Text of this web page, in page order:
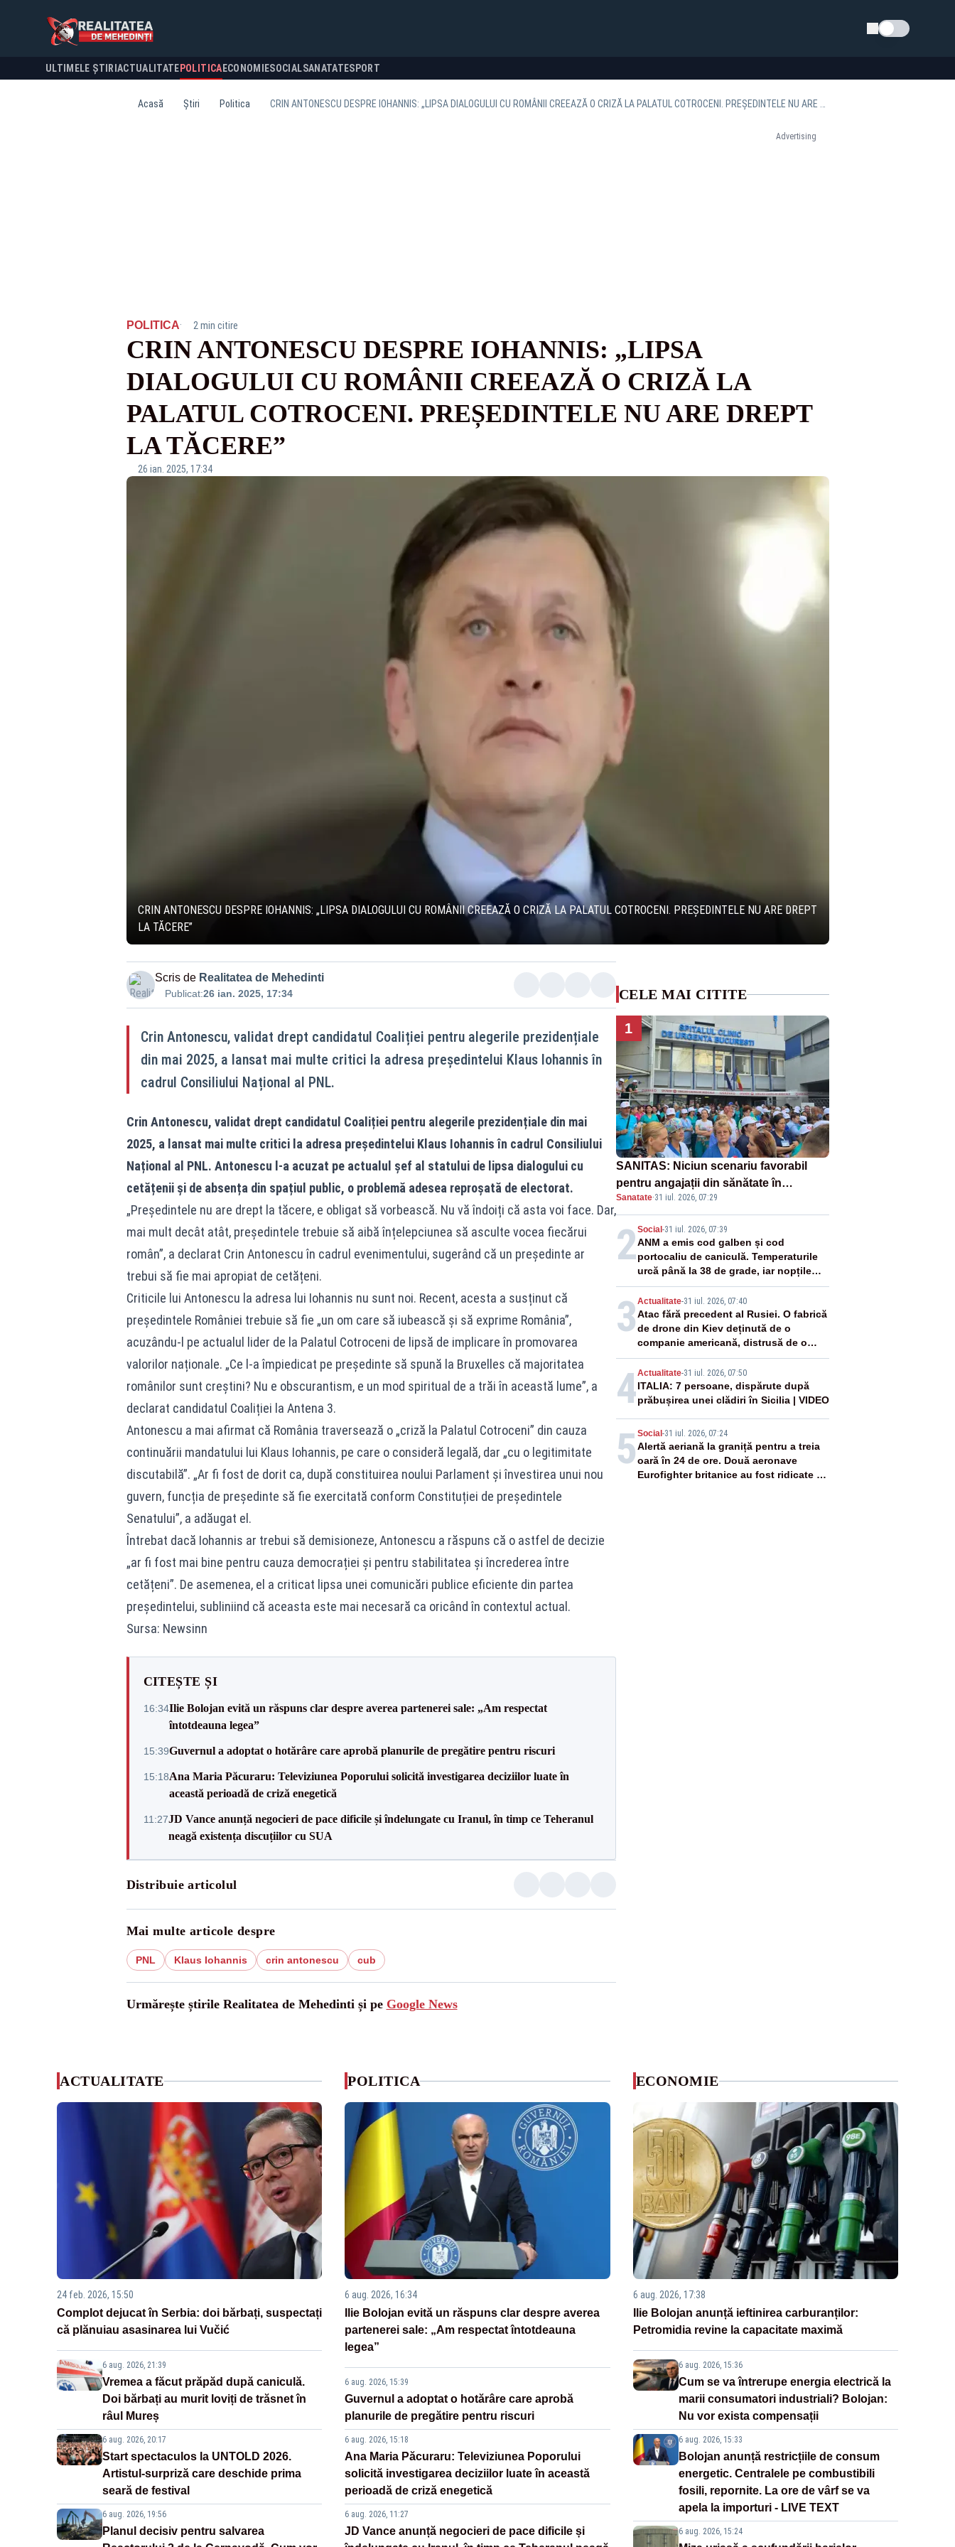
Schimba tema
ULTIMELE ȘTIRI ACTUALITATE POLITICA ECONOMIESOCIALSANATATESPORT
Acasă Știri Politica
Advertising
POLITICA· 2 min citire
CRIN ANTONESCU DESPRE IOHANNIS: „LIPSA
DIALOGULUI CU ROMÂNII CREEAZĂ O CRIZĂ LA
PALATUL COTROCENI. PREȘEDINTELE NU ARE DREPT
LA TĂCERE”
26 ian. 2025, 17:34
CRIN ANTONESCU DESPRE IOHANNIS: „LIPSA DIALOGULUI CU ROMÂNII CREEAZĂ O CRIZĂ LA PALATUL COTROCENI. PREȘEDINTELE NU ARE DREPT
LA TĂCERE”
Scris de Realitatea de Mehedinti
Publicat:26 ian. 2025, 17:34
Crin Antonescu, validat drept candidatul Coaliției pentru alegerile prezidențiale
din mai 2025, a lansat mai multe critici la adresa președintelui Klaus Iohannis în
cadrul Consiliului Național al PNL.
Crin Antonescu, validat drept candidatul Coaliției pentru alegerile prezidențiale din mai
2025, a lansat mai multe critici la adresa președintelui Klaus Iohannis în cadrul Consiliului
Național al PNL. Antonescu l-a acuzat pe actualul șef al statului de lipsa dialogului cu
cetățenii și de absența din spațiul public, o problemă adesea reproșată de electorat.
„Președintele nu are drept la tăcere, e obligat să vorbească. Nu vă îndoiți că asta voi face. Dar,
mai mult decât atât, președintele trebuie să aibă înțelepciunea să asculte vocea fiecărui
român”, a declarat Crin Antonescu în cadrul evenimentului, sugerând că un președinte ar
trebui să fie mai apropiat de cetățeni.
Criticile lui Antonescu la adresa lui Iohannis nu sunt noi. Recent, acesta a susținut că
președintele României trebuie să fie „un om care să iubească și să exprime România”,
acuzându-l pe actualul lider de la Palatul Cotroceni de lipsă de implicare în promovarea
valorilor naționale. „Ce l-a împiedicat pe președinte să spună la Bruxelles că majoritatea
românilor sunt creștini? Nu e obscurantism, e un mod spiritual de a trăi în această lume”, a
declarat candidatul Coaliției la Antena 3.
Antonescu a mai afirmat că România traversează o „criză la Palatul Cotroceni” din cauza
continuării mandatului lui Klaus Iohannis, pe care o consideră legală, dar „cu o legitimitate
discutabilă”. „Ar fi fost de dorit ca, după constituirea noului Parlament și învestirea unui nou
guvern, funcția de președinte să fie exercitată conform Constituției de președintele
Senatului”, a adăugat el.
Întrebat dacă Iohannis ar trebui să demisioneze, Antonescu a răspuns că o astfel de decizie
„ar fi fost mai bine pentru cauza democrației și pentru stabilitatea și încrederea între
cetățeni”. De asemenea, el a criticat lipsa unei comunicări publice eficiente din partea
președintelui, subliniind că aceasta este mai necesară ca oricând în contextul actual.
Sursa: Newsinn
CITEȘTE ȘI
16:34Ilie Bolojan evită un răspuns clar despre averea partenerei sale: „Am respectat
întotdeauna legea”
15:39Guvernul a adoptat o hotărâre care aprobă planurile de pregătire pentru riscuri
15:18Ana Maria Păcuraru: Televiziunea Poporului solicită investigarea deciziilor luate în
această perioadă de criză enegetică
11:27JD Vance anunță negocieri de pace dificile și îndelungate cu Iranul, în timp ce Teheranul
neagă existența discuțiilor cu SUA
Distribuie articolul
Mai multe articole despre
PNL Klaus Iohannis crin antonescu cub
Urmărește știrile Realitatea de Mehedinti și pe Google News
CELE MAI CITITE
1
SANITAS: Niciun scenariu favorabil
pentru angajații din sănătate în
proiectul Legii salarizării
Sanatate·31 iul. 2026, 07:29
2Social -31 iul. 2026, 07:39
ANM a emis cod galben și cod
portocaliu de caniculă. Temperaturile
urcă până la 38 de grade, iar nopțile
devin tropicale
3 Actualitate-31 iul. 2026, 07:40
Atac fără precedent al Rusiei. O fabrică
de drone din Kiev deținută de o
companie americană, distrusă de o
rachetă rusească
4Actualitate-31 iul. 2026, 07:50
ITALIA: 7 persoane, dispărute după
prăbușirea unei clădiri în Sicilia | VIDEO
5 Social -31 iul. 2026, 07:24
Alertă aeriană la graniță pentru a treia
oară în 24 de ore. Două aeronave
Eurofighter britanice au fost ridicate de
ACTUALITATE
24 feb. 2026, 15:50
Complot dejucat în Serbia: doi bărbați, suspectați
că plănuiau asasinarea lui Vučić
6 aug. 2026, 21:39
Vremea a făcut prăpăd după caniculă.
Doi bărbați au murit loviți de trăsnet în
râul Mureș
6 aug. 2026, 20:17
Start spectaculos la UNTOLD 2026.
Artistul-surpriză care deschide prima
seară de festival
6 aug. 2026, 19:56
Planul decisiv pentru salvarea
POLITICA
6 aug. 2026, 16:34
Ilie Bolojan evită un răspuns clar despre averea
partenerei sale: „Am respectat întotdeauna
legea”
6 aug. 2026, 15:39
Guvernul a adoptat o hotărâre care aprobă
planurile de pregătire pentru riscuri
6 aug. 2026, 15:18
Ana Maria Păcuraru: Televiziunea Poporului
solicită investigarea deciziilor luate în această
perioadă de criză enegetică
6 aug. 2026, 11:27
JD Vance anunță negocieri de pace dificile și
ECONOMIE
6 aug. 2026, 17:38
Ilie Bolojan anunță ieftinirea carburanților:
Petromidia revine la capacitate maximă
6 aug. 2026, 15:36
Cum se va întrerupe energia electrică la
marii consumatori industriali? Bolojan:
Nu vor exista compensații
6 aug. 2026, 15:33
Bolojan anunță restricțiile de consum
energetic. Centralele pe combustibili
fosili, repornite. La ore de vârf se va
apela la importuri - LIVE TEXT
6 aug. 2026, 15:24